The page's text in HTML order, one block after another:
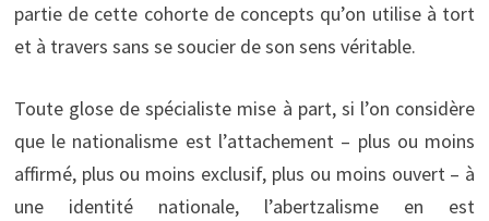
partie de cette cohorte de concepts qu’on utilise à tort
et à travers sans se soucier de son sens véritable.
Toute glose de spécialiste mise à part, si l’on considère
que le nationalisme est l’attachement – plus ou moins
affirmé, plus ou moins exclusif, plus ou moins ouvert – à
une identité nationale, l’abertzalisme en est